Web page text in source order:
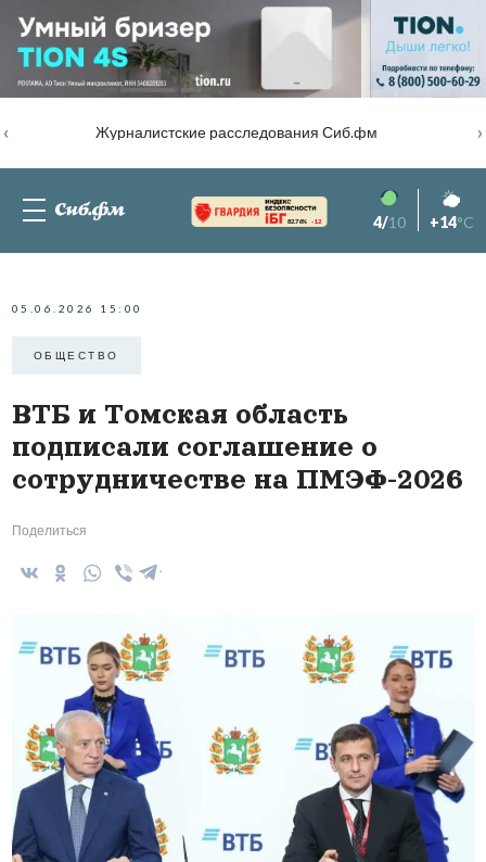
Журналистские расследования Сиб.фм
‹ ›
82.76% -1.2 4/10 +14°C
05.06.2026 15:00
ОБЩЕСТВО
ВТБ и Томская область
подписали соглашение о
сотрудничестве на ПМЭФ-2026
Поделиться